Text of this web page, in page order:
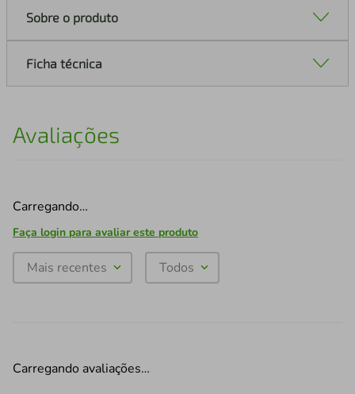
Sobre o produto
Ficha técnica
Avaliações
Carregando…
Faça login para avaliar este produto
Mais recentes Todos
Carregando avaliações…